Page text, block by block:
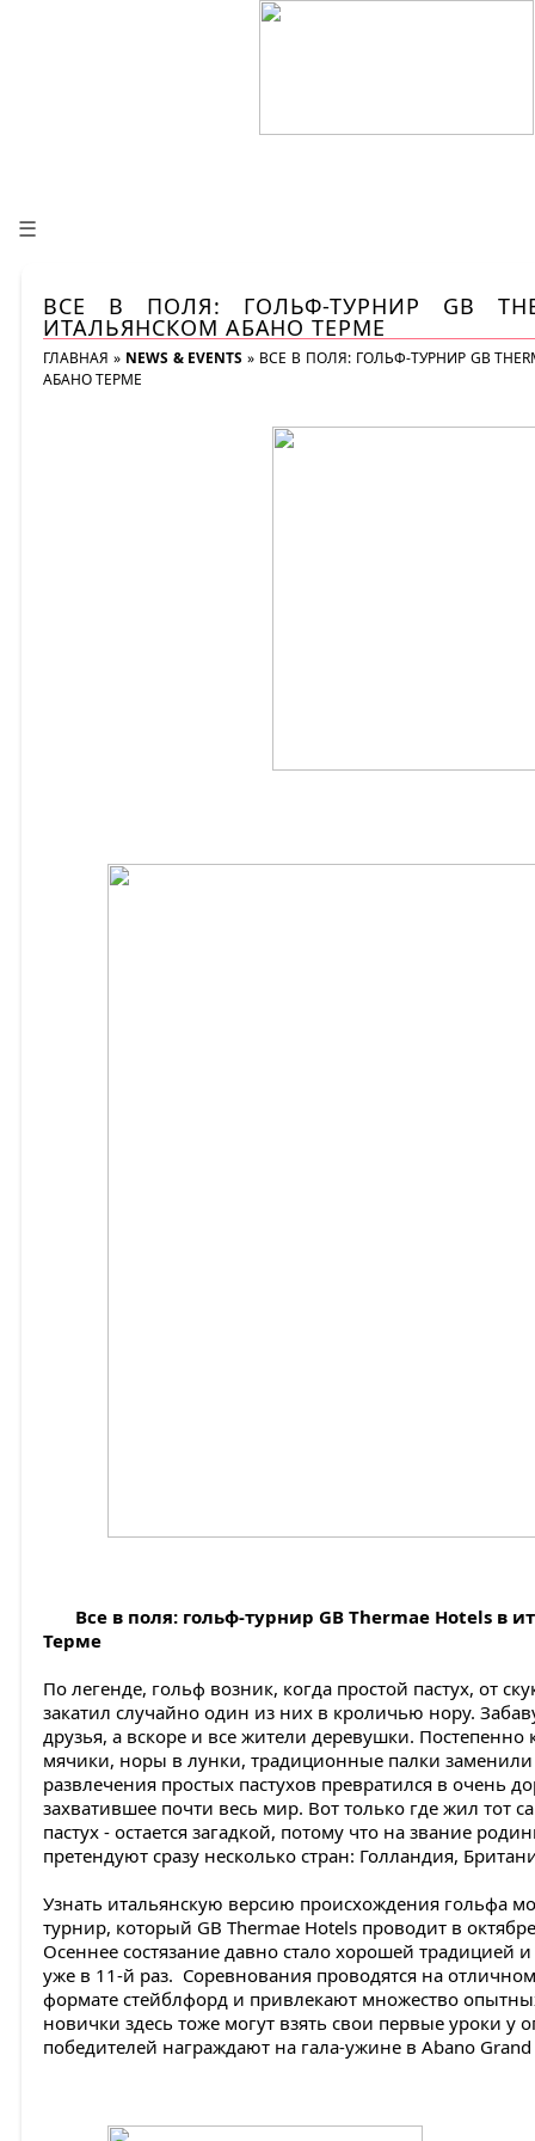
☰
ВСЕ В ПОЛЯ: ГОЛЬФ-ТУРНИР GB
ИТАЛЬЯНСКОМ АБАНО ТЕРМЕ
ГЛАВНАЯ » NEWS & EVENTS » ВСЕ В ПОЛЯ: ГОЛЬФ-ТУРНИР GB
АБАНО ТЕРМЕ
Все в поля: гольф-турнир GB Thermae Hotels в
Терме
По легенде, гольф возник, когда простой пастух, от
закатил случайно один из них в кроличью нору.
друзья, а вскоре и все жители деревушки.
мячики, норы в лунки, традиционные палки
развлечения простых пастухов превратился в очень
захватившее почти весь мир. Вот только где жил тот
пастух - остается загадкой, потому что на звание
претендуют сразу несколько стран: Голландия,
Узнать итальянскую версию происхождения гольфа
турнир, который GB Thermae Hotels проводит в
Осеннее состязание давно стало хорошей традицией
уже в 11-й раз. Соревнования проводятся на
формате стейблфорд и привлекают множество
новички здесь тоже могут взять свои первые уроки у
победителей награждают на гала-ужине в Abano